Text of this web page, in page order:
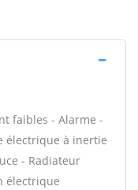
faibles - Alarme -
électrique à inertie
- Radiateur
électrique